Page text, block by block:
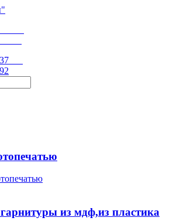
из мдф,из пластика